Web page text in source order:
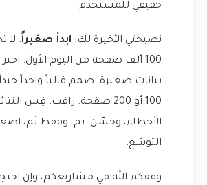
حقيقي للمستخدم.
نصيحتي الأخيرة لك: ابدأ صغيراً. لا
100 ألف صفحة من اليوم الأول.
بيانات صغيرة، صمم قالباً واحداً
100 أو 200 صفحة. راقب، قِس
الأخطاء، وحسّن. ثم، وفقط ثم،
التوسّع.
وفقكم الله في مشاريعكم، وإن